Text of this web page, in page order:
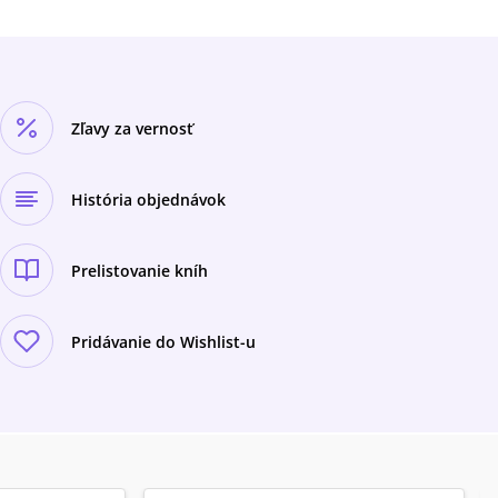
Zľavy za vernosť
História objednávok
Prelistovanie kníh
Pridávanie do Wishlist-u